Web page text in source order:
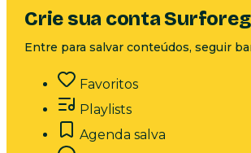
Crie sua conta
Entre para salvar conteúdos, seguir
Favoritos
Playlists
Agenda salva